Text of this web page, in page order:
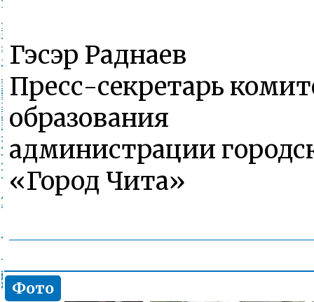
Гэсэр Раднаев
Пресс-секретарь
образования
администрации
«Город Чита»
Фото